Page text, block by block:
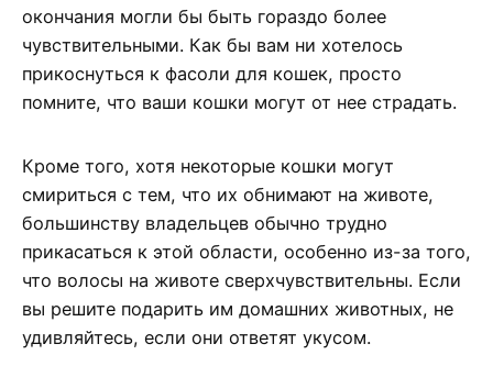
окончания могли бы быть гораздо более
чувствительными. Как бы вам ни хотелось
прикоснуться к фасоли для кошек, просто
помните, что ваши кошки могут от нее страдать.
Кроме того, хотя некоторые кошки могут
смириться с тем, что их обнимают на животе,
большинству владельцев обычно трудно
прикасаться к этой области, особенно из-за того,
что волосы на животе сверхчувствительны. Если
вы решите подарить им домашних животных, не
удивляйтесь, если они ответят укусом.